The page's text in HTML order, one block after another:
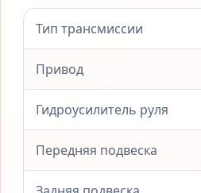
Тип трансмиссии
Привод
Гидроусилитель руля
Передняя подвеска